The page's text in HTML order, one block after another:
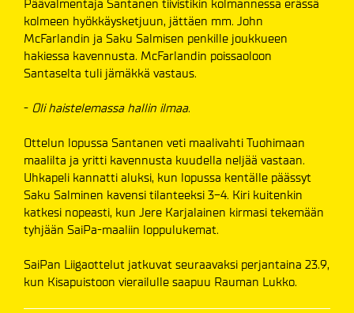
Päävalmentaja Santanen tiivistikin kolmannessa erässä
kolmeen hyökkäysketjuun, jättäen mm. John
McFarlandin ja Saku Salmisen penkille joukkueen
hakiessa kavennusta. McFarlandin poissaoloon
Santaselta tuli jämäkkä vastaus.
- Oli haistelemassa hallin ilmaa.
Ottelun lopussa Santanen veti maalivahti Tuohimaan
maalilta ja yritti kavennusta kuudella neljää vastaan.
Uhkapeli kannatti aluksi, kun lopussa kentälle päässyt
Saku Salminen kavensi tilanteeksi 3-4. Kiri kuitenkin
katkesi nopeasti, kun Jere Karjalainen kirmasi tekemään
tyhjään SaiPa-maaliin loppulukemat.
SaiPan Liigaottelut jatkuvat seuraavaksi perjantaina 23.9,
kun Kisapuistoon vierailulle saapuu Rauman Lukko.